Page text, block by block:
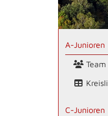
A-Junioren
Team
C-Junioren